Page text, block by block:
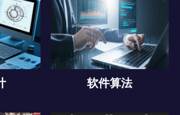
软件算法